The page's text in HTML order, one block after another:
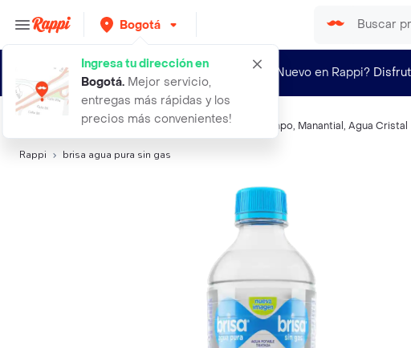
Bogotá
Ingresa tu dirección en
Bogotá. Mejor servicio,
entregas más rápidas y los
precios más convenientes!
¿Nuevo en Rappi?
Búsquedas relacionadas:Agua Natural,Brisa Frescampo, Manantial , Agua Cristal
Rappi brisa agua pura sin gas